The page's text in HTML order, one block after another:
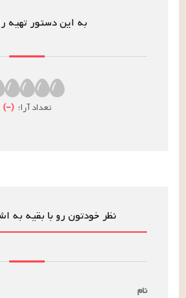
به این دستور تهیه
تعداد آرا: (
–
)
نظر خودتون رو با بقیه به
نام